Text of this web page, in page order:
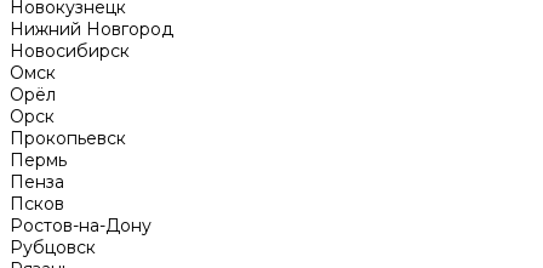
Новокузнецк
Нижний Новгород
Новосибирск
Омск
Орёл
Орск
Прокопьевск
Пермь
Пенза
Псков
Ростов-на-Дону
Рубцовск